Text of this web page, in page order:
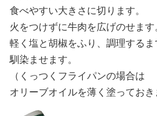
食べやすい大きさに切ります。
火をつけずに牛肉を広げのせます
軽く塩と胡椒をふり、調理するま
馴染ませます。
（くっつくフライパンの場合は
オリーブオイルを薄く塗っておき